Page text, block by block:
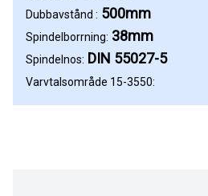
Dubbavstånd : 500mm
Spindelborrning: 38mm
Spindelnos: DIN 55027-5
Varvtalsområde 15-3550: